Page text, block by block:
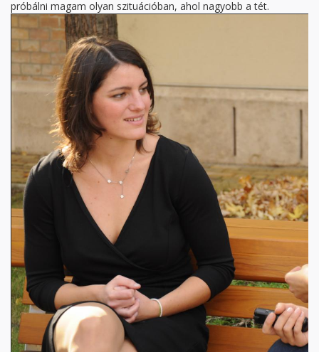
próbálni magam olyan szituációban, ahol nagyobb a tét.